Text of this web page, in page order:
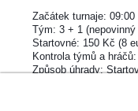
Začátek turnaje: 09:00
Tým: 3 + 1 (nepovinný
Startovné: 150 Kč (8
Kontrola týmů a
Způsob úhrady:
4. 4. 2018 (Možno
SM HalliMölkky
24. Feb. 2018|
Tournoi de